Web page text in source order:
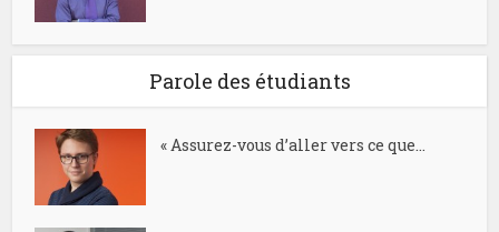
Parole des étudiants
« Assurez-vous d’aller vers ce que...